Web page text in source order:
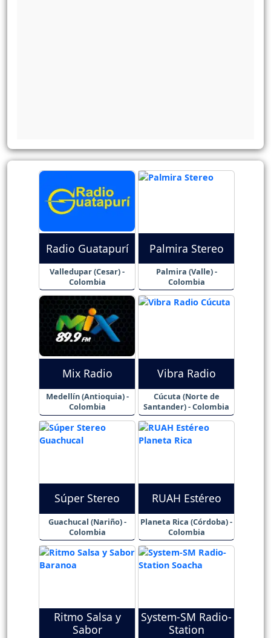
Radio Guatapurí
Valledupar (Cesar) -
Colombia
Palmira Stereo
Palmira (Valle) -
Colombia
Mix Radio
Medellín (Antioquia) -
Colombia
Vibra Radio
Cúcuta (Norte de
Santander) - Colombia
Súper Stereo
Guachucal (Nariño) -
Colombia
RUAH Estéreo
Planeta Rica (Córdoba) -
Colombia
Ritmo Salsa y
Sabor
System-SM Radio-
Station